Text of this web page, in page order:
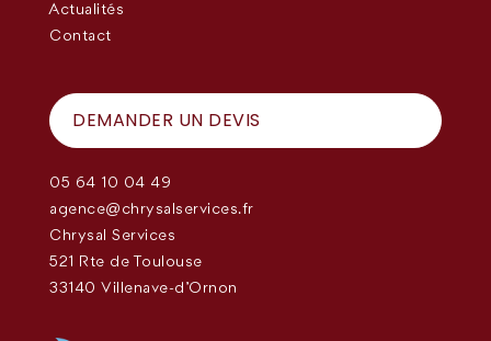
Actualités
Contact
DEMANDER UN DEVIS
05 64 10 04 49
agence@chrysalservices.fr
Chrysal Services
521 Rte de Toulouse
33140 Villenave-d'Ornon